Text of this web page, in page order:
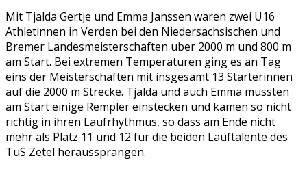
Mit Tjalda Gertje und Emma Janssen waren zwei U16
Athletinnen in Verden bei den Niedersächsischen und
Bremer Landesmeisterschaften über 2000 m und 800 m
am Start. Bei extremen Temperaturen ging es an Tag
eins der Meisterschaften mit insgesamt 13 Starterinnen
auf die 2000 m Strecke. Tjalda und auch Emma mussten
am Start einige Rempler einstecken und kamen so nicht
richtig in ihren Laufrhythmus, so dass am Ende nicht
mehr als Platz 11 und 12 für die beiden Lauftalente des
TuS Zetel heraussprangen.